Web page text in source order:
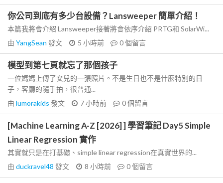
你公司到底有多少台設備？Lansweeper 簡單介紹！
本篇我將會介紹 Lansweeper接著將會依序介紹 PRTG和 SolarWi...
由 YangSean 發文 5 小時前 0個留言
模型到第七頁就忘了那個孩子
一位媽媽上傳了女兒的一張照片。不是生日也不是什麼特別的日
子，客廳的隨手拍，很普通...
由 lumorakids 發文 7 小時前 0個留言
[Machine Learning A-Z [2026] ] 學習筆記 Day5 Simple
Linear Regression 實作
其實就只是在打基礎、simple linear regression在真實世界的...
由 duckravel48 發文 8 小時前 0個留言